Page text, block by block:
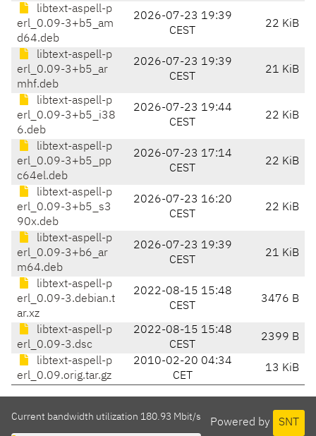
libtext-aspell-p
erl_0.09-3+b5_am
d64.deb
2026-07-23 19:39
CEST
22 KiB
libtext-aspell-p
erl_0.09-3+b5_ar
mhf.deb
2026-07-23 19:39
CEST
21 KiB
libtext-aspell-p
erl_0.09-3+b5_i38
6.deb
2026-07-23 19:44
CEST
22 KiB
libtext-aspell-p
erl_0.09-3+b5_pp
c64el.deb
2026-07-23 17:14
CEST
22 KiB
libtext-aspell-p
erl_0.09-3+b5_s3
90x.deb
2026-07-23 16:20
CEST
22 KiB
libtext-aspell-p
erl_0.09-3+b6_ar
m64.deb
2026-07-23 19:39
CEST
21 KiB
libtext-aspell-p
erl_0.09-3.debian.t
ar.xz
2022-08-15 15:48
CEST
3476 B
libtext-aspell-p
erl_0.09-3.dsc
2022-08-15 15:48
CEST
2399 B
libtext-aspell-p
erl_0.09.orig.tar.gz
2010-02-20 04:34
CET
13 KiB
Powered by SNT
Current bandwidth utilization 180.93 Mbit/s